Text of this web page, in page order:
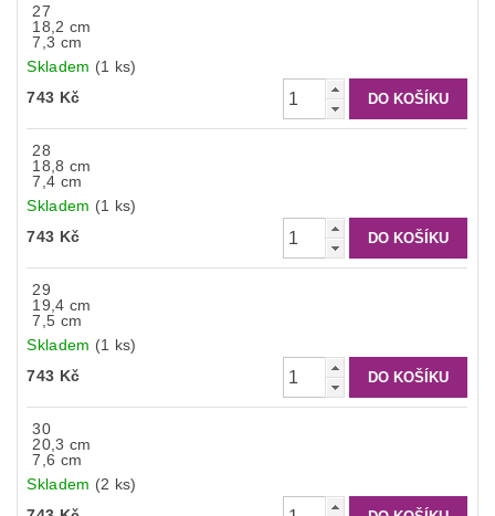
27
18,2 cm
7,3 cm
Skladem (1 ks)
743 Kč
28
18,8 cm
7,4 cm
Skladem (1 ks)
743 Kč
29
19,4 cm
7,5 cm
Skladem (1 ks)
743 Kč
30
20,3 cm
7,6 cm
Skladem (2 ks)